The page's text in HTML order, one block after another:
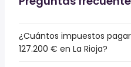
¿Cuántos impuestos
127.200 € en La Rioja?